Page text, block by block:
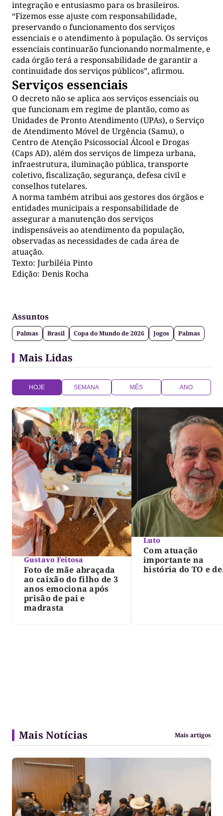
integração e entusiasmo para os brasileiros.
“Fizemos esse ajuste com responsabilidade,
preservando o funcionamento dos serviços
essenciais e o atendimento à população. Os serviços
essenciais continuarão funcionando normalmente, e
cada órgão terá a responsabilidade de garantir a
continuidade dos serviços públicos”, afirmou.
Serviços essenciais
O decreto não se aplica aos serviços essenciais ou
que funcionam em regime de plantão, como as
Unidades de Pronto Atendimento (UPAs), o Serviço
de Atendimento Móvel de Urgência (Samu), o
Centro de Atenção Psicossocial Álcool e Drogas
(Caps AD), além dos serviços de limpeza urbana,
infraestrutura, iluminação pública, transporte
coletivo, fiscalização, segurança, defesa civil e
conselhos tutelares.
A norma também atribui aos gestores dos órgãos e
entidades municipais a responsabilidade de
assegurar a manutenção dos serviços
indispensáveis ao atendimento da população,
observadas as necessidades de cada área de
atuação.
Texto: Jurbiléia Pinto
Edição: Denis Rocha
Assuntos
Palmas Brasil Copa do Mundo de 2026 Jogos Palmas
Mais Lidas
HOJE SEMANA MÊS ANO
Gustavo Feitosa
Foto de mãe abraçada
ao caixão do filho de 3
anos emociona após
prisão de pai e
madrasta
Luto
Com atuação
importante na
história do TO e de
Mais Notícias Mais artigos